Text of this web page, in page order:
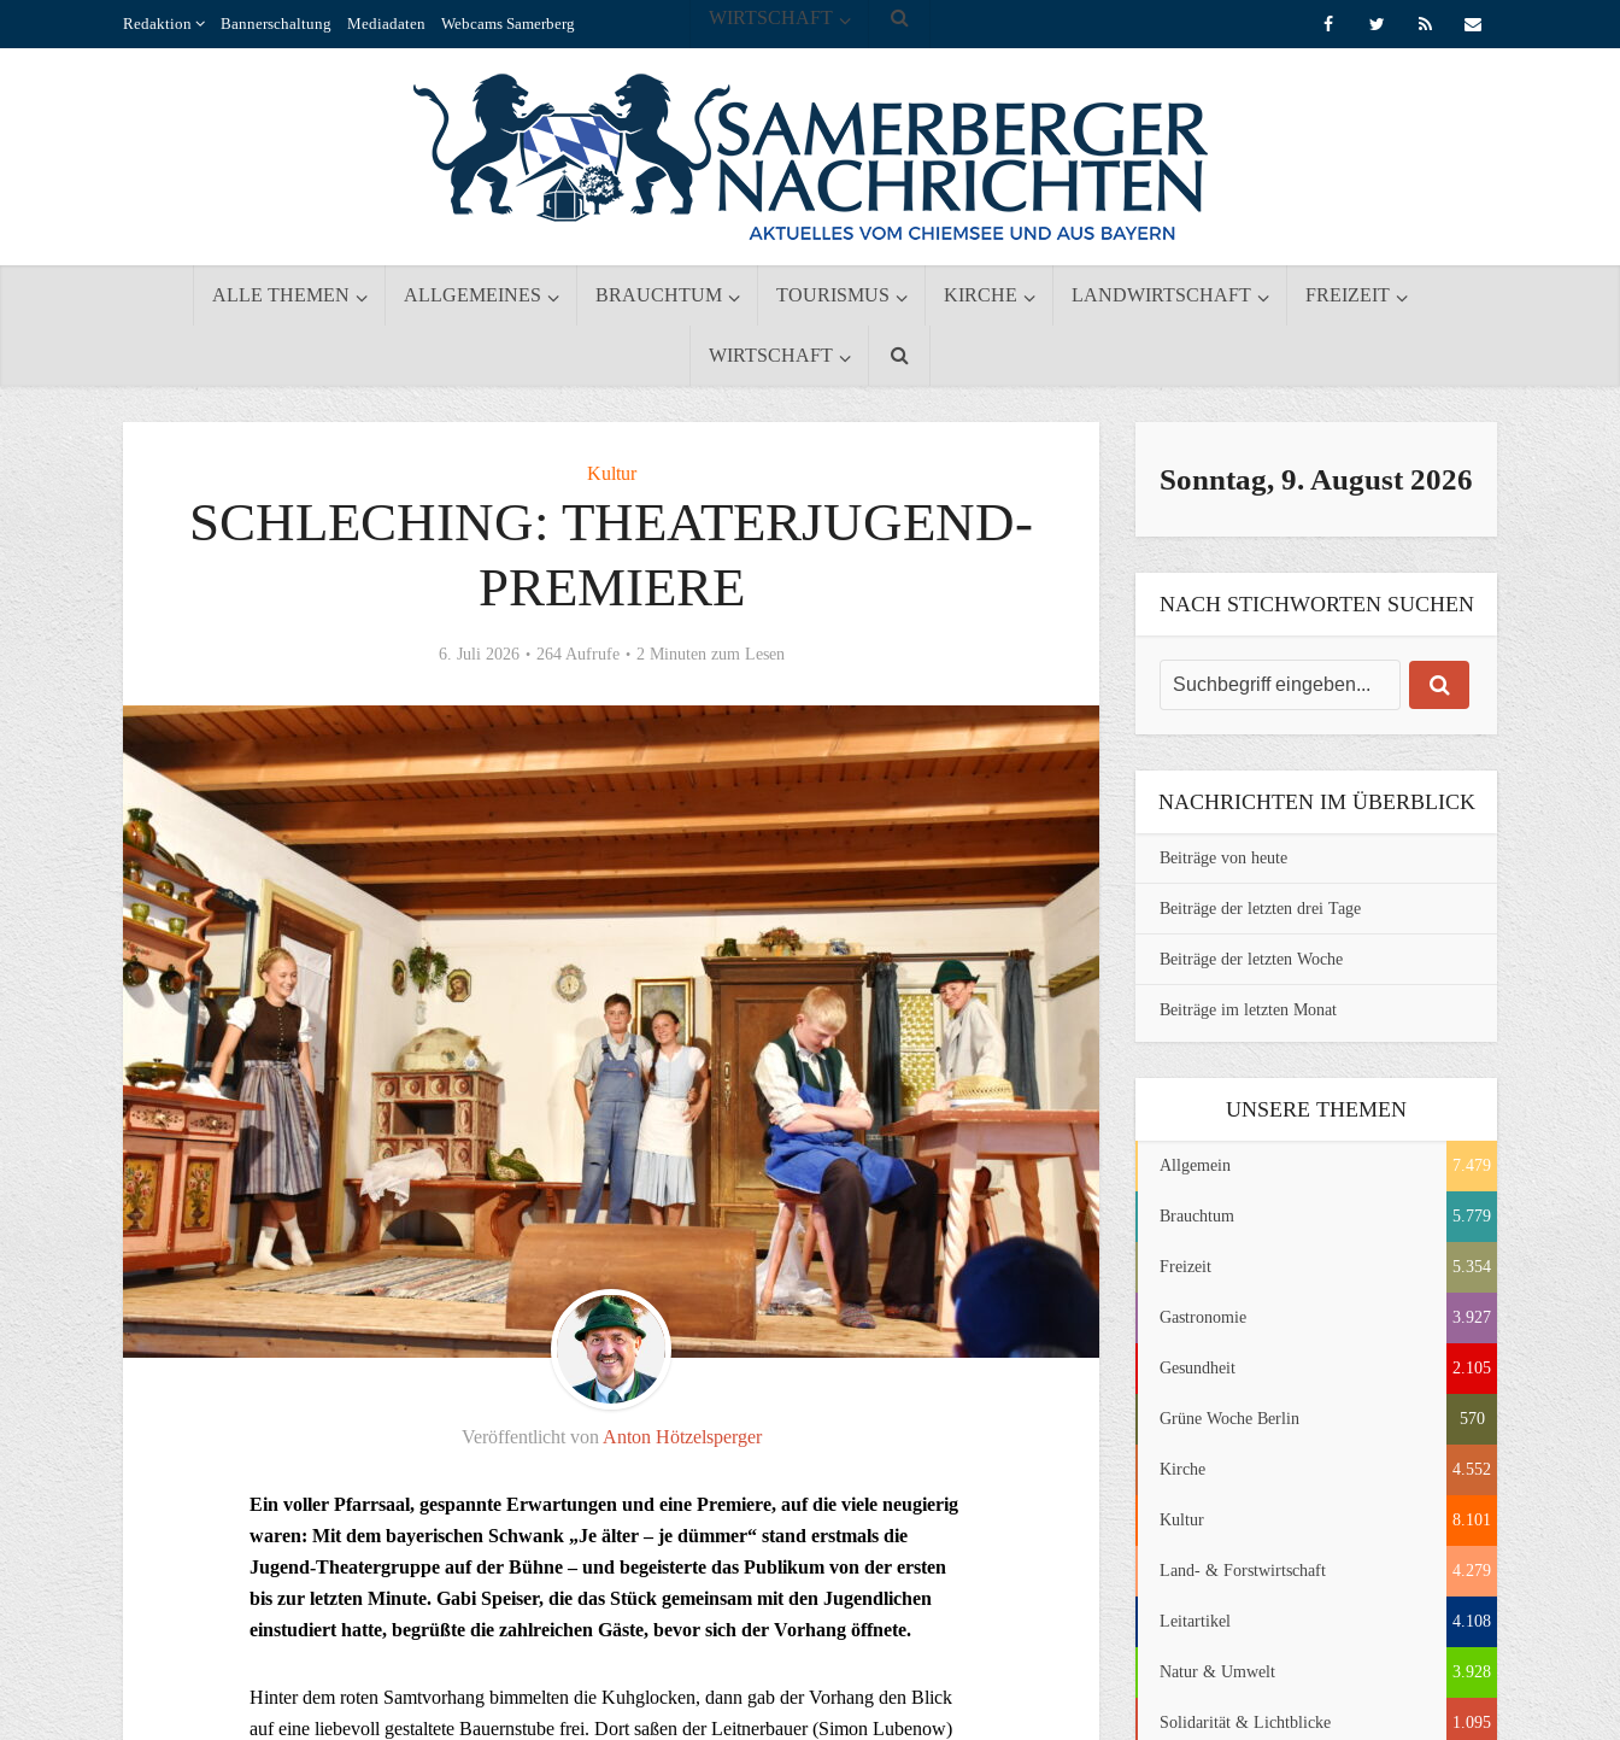
Redaktion Bannerschaltung Mediadaten Webcams Samerberg
ALLE THEMEN ALLGEMEINES BRAUCHTUM TOURISMUS KIRCHE LANDWIRTSCHAFT FREIZEIT
WIRTSCHAFT
WIRTSCHAFT
Kultur
SCHLECHING: THEATERJUGEND-
PREMIERE
6. Juli 2026 264 Aufrufe 2 Minuten zum Lesen
Veröffentlicht von Anton Hötzelsperger
Ein voller Pfarrsaal, gespannte Erwartungen und eine Premiere, auf die viele neugierig
waren: Mit dem bayerischen Schwank „Je älter – je dümmer“ stand erstmals die
Jugend-Theatergruppe auf der Bühne – und begeisterte das Publikum von der ersten
bis zur letzten Minute. Gabi Speiser, die das Stück gemeinsam mit den Jugendlichen
einstudiert hatte, begrüßte die zahlreichen Gäste, bevor sich der Vorhang öffnete.
Hinter dem roten Samtvorhang bimmelten die Kuhglocken, dann gab der Vorhang den Blick
auf eine liebevoll gestaltete Bauernstube frei. Dort saßen der Leitnerbauer (Simon Lubenow)
Sonntag, 9. August 2026
NACH STICHWORTEN SUCHEN
NACHRICHTEN IM ÜBERBLICK
Beiträge von heute
Beiträge der letzten drei Tage
Beiträge der letzten Woche
Beiträge im letzten Monat
UNSERE THEMEN
Allgemein 7.479
Brauchtum 5.779
Freizeit 5.354
Gastronomie 3.927
Gesundheit 2.105
Grüne Woche Berlin 570
Kirche 4.552
Kultur 8.101
Land- & Forstwirtschaft 4.279
Leitartikel 4.108
Natur & Umwelt 3.928
Solidarität & Lichtblicke 1.095